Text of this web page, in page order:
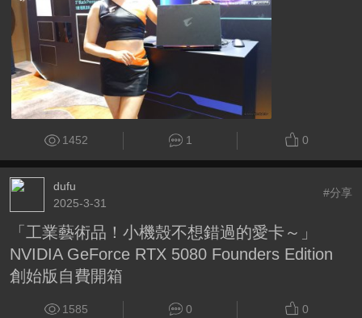
1452 1 0
dufu
2025-3-31
#分享
「工業藝術品！小機殼不想錯過的愛卡～」
NVIDIA GeForce RTX 5080 Founders Edition
創始版自費開箱
1585 0 0